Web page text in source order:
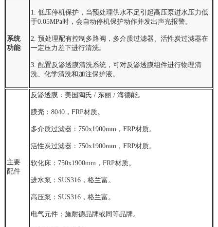
系统
功能
1. 低压停机保护，当预处理供水不足引起高压泵进水压力低
于0.05MPa时，会自动停机保护动作并发出声光报警。
2. 预处理配有控制多路阀，多介质过滤器、活性炭过滤器在
一定压力差下进行清洗。
3. 配置反渗透膜清洗系统，可对反渗透膜组件进行物理清
洗、化学清洗和加注保护液。
主要
配件
反渗透膜：美国陶氏 / 东丽 / 海德能。
膜壳：8040，FRP材质。
多介质过滤器：750x1900mm，FRP材质。
活性炭过滤器：750x1900mm，FRP材质。
软化床：750x1900mm，FRP材质。
进水泵：SUS316，格兰富。
高压泵：SUS316，格兰富。
电气元件：施耐德品牌或同等品牌。